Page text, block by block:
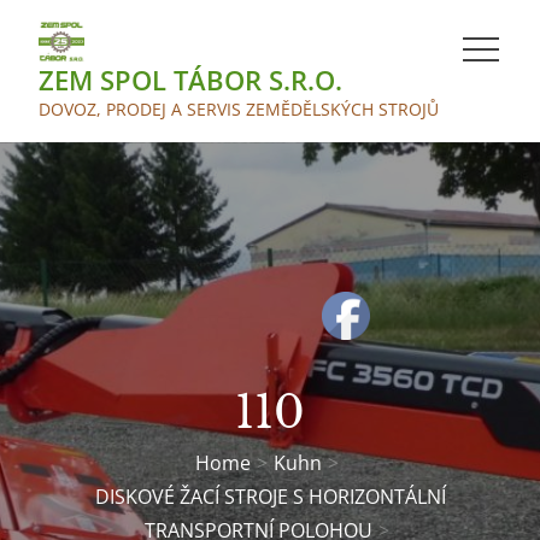
contentZEM SPOL TÁBOR S.R.O.
DOVOZ, PRODEJ A SERVIS ZEMĚDĚLSKÝCH STROJŮ
110
Home
Kuhn
DISKOVÉ ŽACÍ STROJE S HORIZONTÁLNÍ
TRANSPORTNÍ POLOHOU